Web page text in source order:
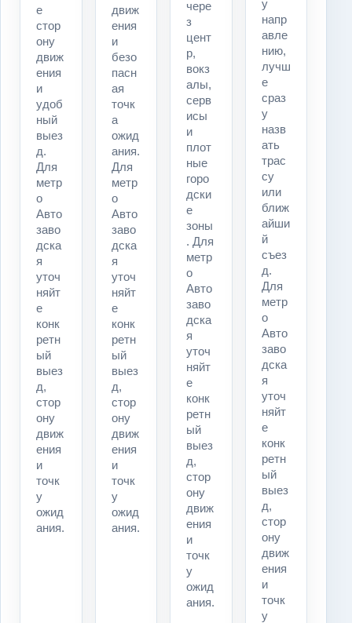
е
стор
ону
движ
ения
и
удоб
ный
выез
д.
Для
метр
о
Авто
заво
дска
я
уточ
няйт
е
конк
ретн
ый
выез
д,
стор
ону
движ
ения
и
точк
у
ожид
ания.
движ
ения
и
безо
пасн
ая
точк
а
ожид
ания.
Для
метр
о
Авто
заво
дска
я
уточ
няйт
е
конк
ретн
ый
выез
д,
стор
ону
движ
ения
и
точк
у
ожид
ания.
чере
з
цент
р,
вокз
алы,
серв
исы
и
плот
ные
горо
дски
е
зоны
. Для
метр
о
Авто
заво
дска
я
уточ
няйт
е
конк
ретн
ый
выез
д,
стор
ону
движ
ения
и
точк
у
ожид
ания.
у
напр
авле
нию,
лучш
е
сраз
у
назв
ать
трас
су
или
ближ
айши
й
съез
д.
Для
метр
о
Авто
заво
дска
я
уточ
няйт
е
конк
ретн
ый
выез
д,
стор
ону
движ
ения
и
точк
у